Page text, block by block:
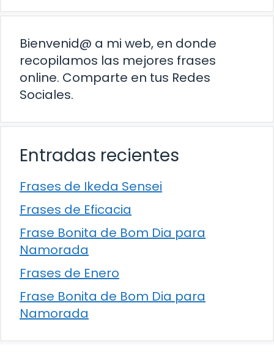
Bienvenid@ a mi web, en donde
recopilamos las mejores frases
online. Comparte en tus Redes
Sociales.
Entradas recientes
Frases de Ikeda Sensei
Frases de Eficacia
Frase Bonita de Bom Dia para
Namorada
Frases de Enero
Frase Bonita de Bom Dia para
Namorada